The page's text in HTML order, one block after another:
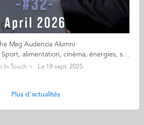
Mag Audencia Alumni
Chers Audenciens, Sport, alimentation, cinéma, énergies, santé, féminisme, ... tous les sujets d'actualité sont dans The Mag ! Retrouvez ci dessous tous vos magazines Audencia Alumni The Mag 32 The Mag 31 The Mag 30 The Mag 29 The Mag 28 The Mag 27 The Mag 26 The Mag 25 The Mag 24 The Mag 23 The Mag 22 The Mag 21 The Mag 20 The Mag 19
In Touch Le 18 sept. 2025
Plus d'actualités